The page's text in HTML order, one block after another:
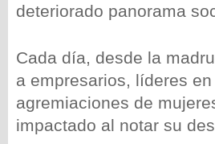
deteriorado panorama
Cada día, desde la
a empresarios, líderes
agremiaciones de
impactado al notar su
wp-